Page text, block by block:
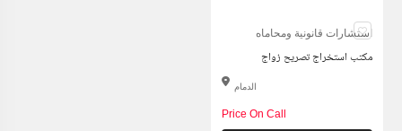
استشارات قانونية ومحاماه
مكتب استخراج تصريح زواج
الدمام
Price On Call